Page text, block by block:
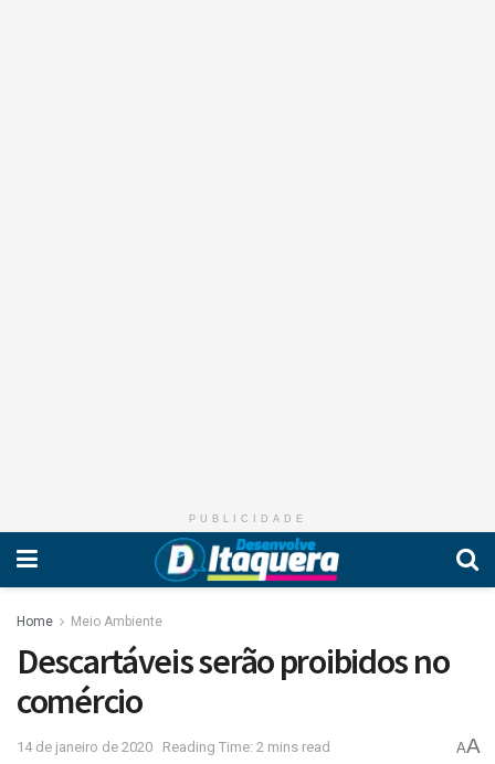
PUBLICIDADE
Home Meio Ambiente
Descartáveis serão proibidos no
comércio
14 de janeiro de 2020 Reading Time: 2 mins read AA